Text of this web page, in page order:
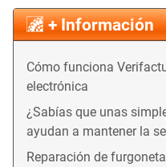
+ Información
Cómo funciona
electrónica
¿Sabías que unas
ayudan a mantener la
Reparación de